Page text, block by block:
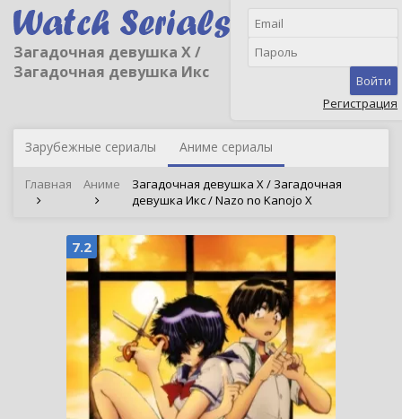
Загадочная девушка Х /
Загадочная девушка Икс
Войти
Регистрация
Зарубежные сериалы Аниме сериалы
Главная Аниме
Загадочная девушка Х / Загадочная
девушка Икс / Nazo no Kanojo X
7.2